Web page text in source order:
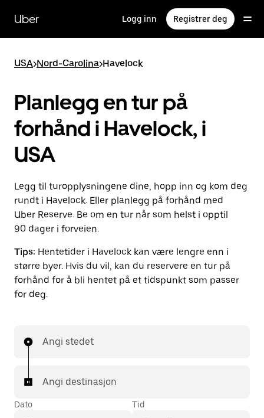
hovedinnholdet
Uber Logg inn Registrer deg
USA>Nord-Carolina>Havelock
Planlegg en tur på
forhånd i Havelock, i
USA
Legg til turopplysningene dine, hopp inn og kom deg
rundt i Havelock. Eller planlegg på forhånd med
Uber Reserve. Be om en tur når som helst i opptil
90 dager i forveien.
Tips: Hentetider i Havelock kan være lengre enn i
større byer. Hvis du vil, kan du reservere en tur på
forhånd for å bli hentet på et tidspunkt som passer
for deg.
Angi stedet
Angi destinasjon
Dato Tid